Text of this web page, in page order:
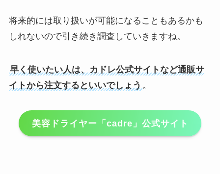
将来的には取り扱いが可能になることもあるかも
しれないので引き続き調査していきますね。
早く使いたい人は、カドレ公式サイトなど通販サ
イトから注文するといいでしょう 。
美容ドライヤー「cadre」公式サイト